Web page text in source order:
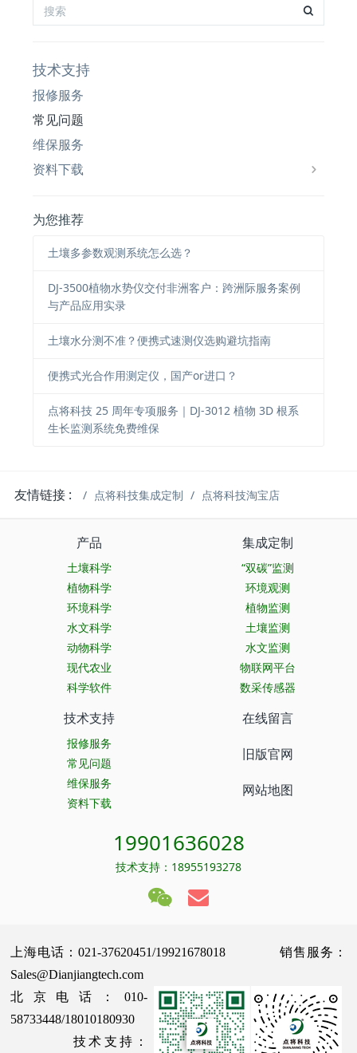
技术支持
报修服务
常见问题
维保服务
资料下载
为您推荐
土壤多参数观测系统怎么选？
DJ-3500植物水势仪交付非洲客户：跨洲际服务案例
与产品应用实录
土壤水分测不准？便携式速测仪选购避坑指南
便携式光合作用测定仪，国产or进口？
点将科技 25 周年专项服务｜DJ-3012 植物 3D 根系
生长监测系统免费维保
友情链接 : 点将科技集成定制 点将科技淘宝店
产品
土壤科学
植物科学
环境科学
水文科学
动物科学
现代农业
科学软件
集成定制
“双碳”监测
环境观测
植物监测
土壤监测
水文监测
物联网平台
数采传感器
技术支持
报修服务
常见问题
维保服务
资料下载
在线留言
旧版官网
网站地图
19901636028
技术支持：18955193278
上海电话：021-37620451/19921678018 销售服务：
Sales@Dianjiangtech.com
北京电话：010-
58733448/18010180930
技术支持：